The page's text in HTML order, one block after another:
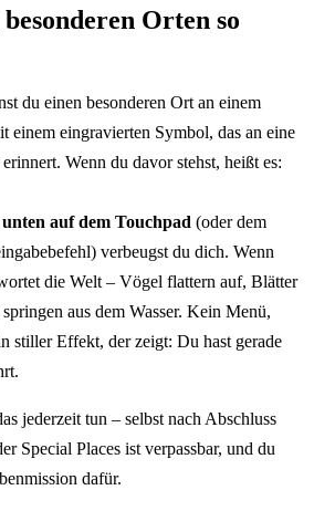
Orten so
du einen besonderen Ort an einem
einem eingravierten Symbol, das an eine
Wenn du davor stehst, heißt es:
auf dem Touchpad (oder dem
verbeugst du dich. Wenn
die Welt – Vögel flattern auf, Blätter
aus dem Wasser. Kein Menü,
stiller Effekt, der zeigt: Du hast gerade
jederzeit tun – selbst nach Abschluss
Special Places ist verpassbar, und du
dafür.